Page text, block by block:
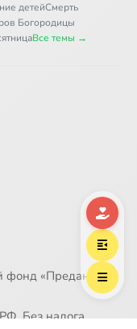
детейСмерть
Богородицы
Все темы →
«Предание»
Без налога